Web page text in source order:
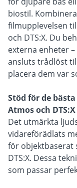
biostil.
filmupplevelsen
och DTS:X. Du
externa enheter
ansluts trådlöst
placera dem var
Stöd för de
Atmos och DTS:X
Det utmärkta
vidareförädlats
för objektbaserat
DTS:X. Dessa
som passar